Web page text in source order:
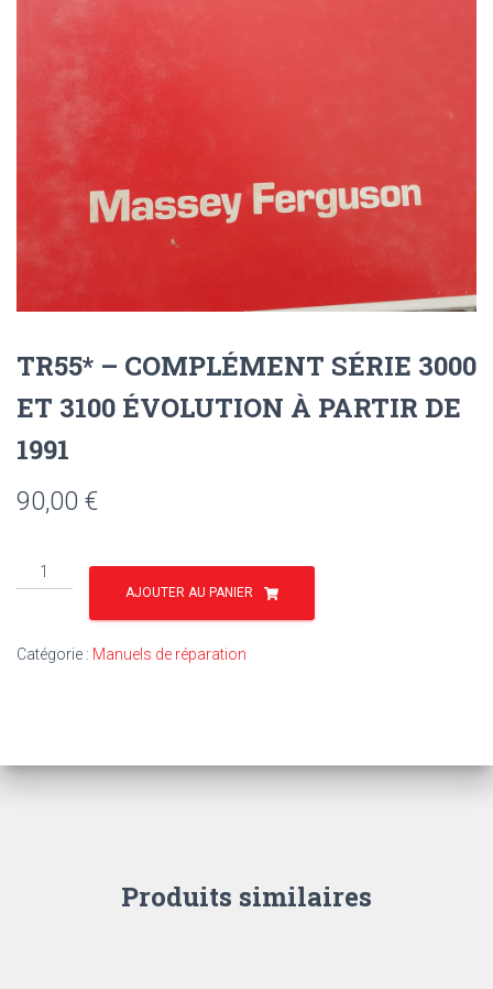
TR55* – COMPLÉMENT SÉRIE 3000
ET 3100 ÉVOLUTION À PARTIR DE
1991
90,00 €
quantité
de
COMPLÉMENT
AJOUTER AU PANIER
Catégorie : Manuels de réparation
Produits similaires